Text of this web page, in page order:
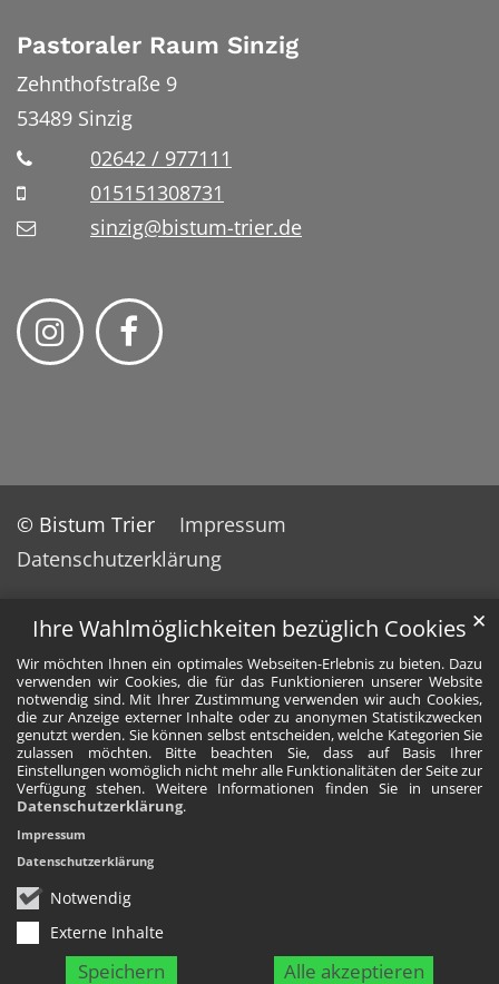
Ihre Wahlmöglichkeiten bezüglich Cookies
Wir möchten Ihnen ein optimales Webseiten-Erlebnis zu bieten. Dazu
verwenden wir Cookies, die für das Funktionieren unserer Website
notwendig sind. Mit Ihrer Zustimmung verwenden wir auch Cookies,
die zur Anzeige externer Inhalte oder zu anonymen Statistikzwecken
genutzt werden. Sie können selbst entscheiden, welche Kategorien Sie
zulassen möchten. Bitte beachten Sie, dass auf Basis Ihrer
Einstellungen womöglich nicht mehr alle Funktionalitäten der Seite zur
Verfügung stehen. Weitere Informationen finden Sie in unserer
Datenschutzerklärung.
Notwendig
Externe Inhalte
Speichern Alle akzeptieren
✕
Impressum
Datenschutzerklärung
Pastoraler Raum Sinzig
Zehnthofstraße 9
53489 Sinzig
02642 / 977111
015151308731
sinzig@bistum-trier.de
© Bistum Trier
Impressum
Datenschutzerklärung